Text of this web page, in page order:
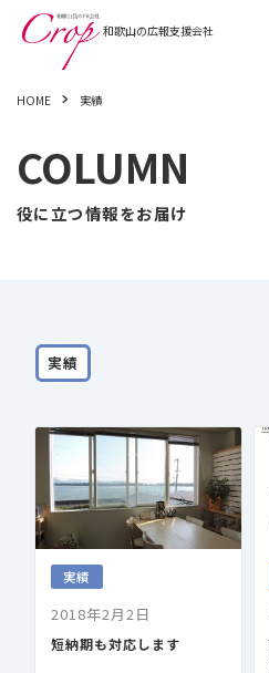
HOME 実績
COLUMN
役に立つ情報をお届け
実績
実績
2018年2月2日
短納期も対応します